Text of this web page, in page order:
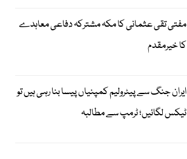
مفتی تقی عثمانی کا مکہ مشترکہ دفاعی معاہدے
کا خیرمقدم
ایران جنگ سے پیٹرولیم کمپنیاں پیسا بنا رہی ہیں تو
ٹیکس لگائیں؛ ٹرمپ سے مطالبہ